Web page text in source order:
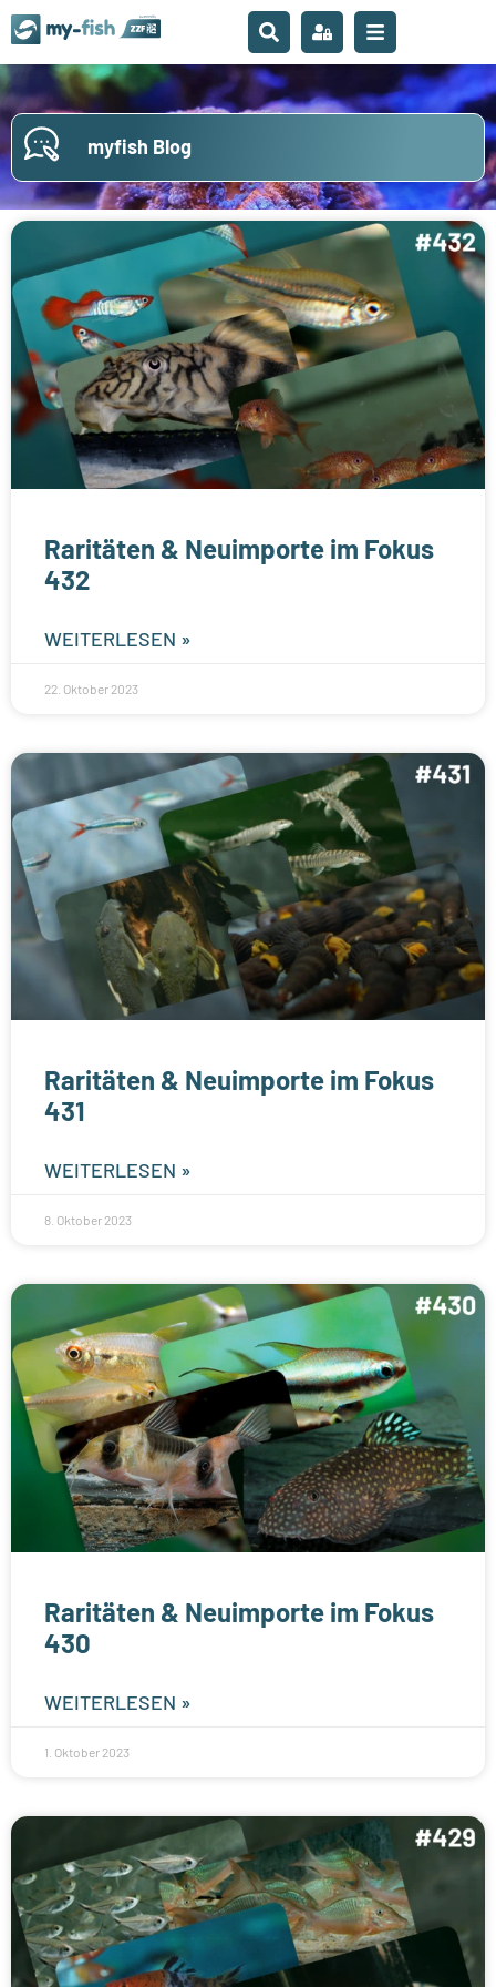
myfish Blog
Raritäten & Neuimporte im Fokus
432
WEITERLESEN »
22. Oktober 2023
Raritäten & Neuimporte im Fokus
431
WEITERLESEN »
8. Oktober 2023
Raritäten & Neuimporte im Fokus
430
WEITERLESEN »
1. Oktober 2023